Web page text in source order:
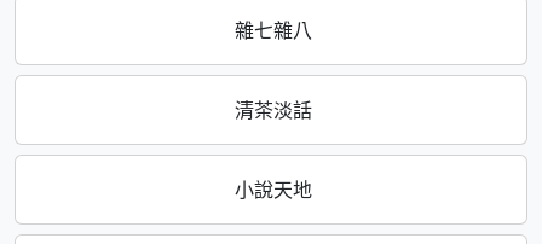
雜七雜八
清茶淡話
小說天地